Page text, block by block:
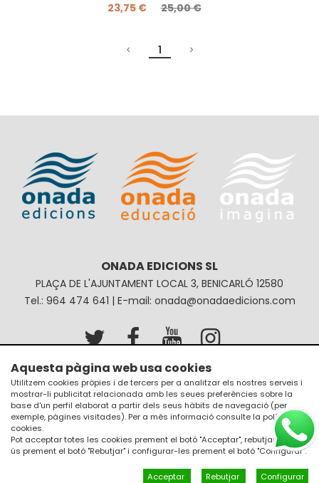
23,75 € 25,00 €
1
ONADA EDICIONS SL
PLAÇA DE L'AJUNTAMENT LOCAL 3, BENICARLÓ 12580
Tel.: 964 474 641 | E-mail: onada@onadaedicions.com
Avís legal
Política de privacitat
Política de galetes
Condicions de compra
JM Disseny a internet
Aquesta pàgina web usa cookies
Utilitzem cookies pròpies i de tercers per a analitzar els nostres serveis i
mostrar-li publicitat relacionada amb les seues preferències sobre la
base d'un perfil elaborat a partir dels seus hàbits de navegació (per
exemple, pàgines visitades). Per a més informació consulte la política de
cookies.
Pot acceptar totes les cookies prement el botó "Acceptar", rebutjar el seu
ús prement el botó "Rebutjar" i configurar-les prement el botó "Configurar".
Acceptar Rebutjar Configurar